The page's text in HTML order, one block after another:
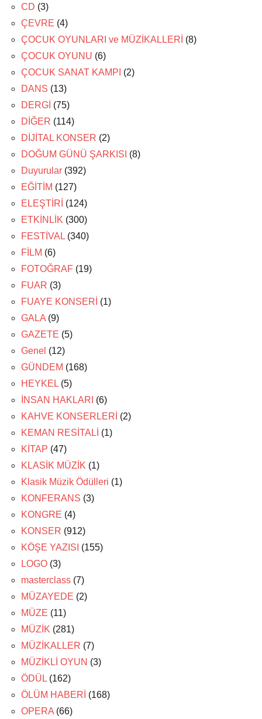
CD (3)
ÇEVRE (4)
ÇOCUK OYUNLARI ve MÜZİKALLERİ (8)
ÇOCUK OYUNU (6)
ÇOCUK SANAT KAMPI (2)
DANS (13)
DERGİ (75)
DİĞER (114)
DİJİTAL KONSER (2)
DOĞUM GÜNÜ ŞARKISI (8)
Duyurular (392)
EĞİTİM (127)
ELEŞTİRİ (124)
ETKİNLİK (300)
FESTİVAL (340)
FİLM (6)
FOTOĞRAF (19)
FUAR (3)
FUAYE KONSERİ (1)
GALA (9)
GAZETE (5)
Genel (12)
GÜNDEM (168)
HEYKEL (5)
İNSAN HAKLARI (6)
KAHVE KONSERLERİ (2)
KEMAN RESİTALİ (1)
KİTAP (47)
KLASİK MÜZİK (1)
Klasik Müzik Ödülleri (1)
KONFERANS (3)
KONGRE (4)
KONSER (912)
KÖŞE YAZISI (155)
LOGO (3)
masterclass (7)
MÜZAYEDE (2)
MÜZE (11)
MÜZİK (281)
MÜZİKALLER (7)
MÜZİKLİ OYUN (3)
ÖDÜL (162)
ÖLÜM HABERİ (168)
OPERA (66)